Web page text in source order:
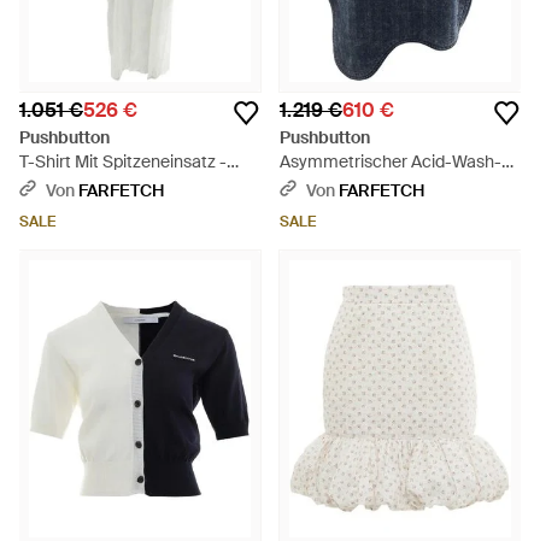
1.051 €526 €
Pushbutton
T-Shirt Mit Spitzeneinsatz -
BlauVon FARFETCH
SALE
1.219 €610 €
Pushbutton
Asymmetrischer Acid-Wash-
Rock - Blau
Von FARFETCH
SALE